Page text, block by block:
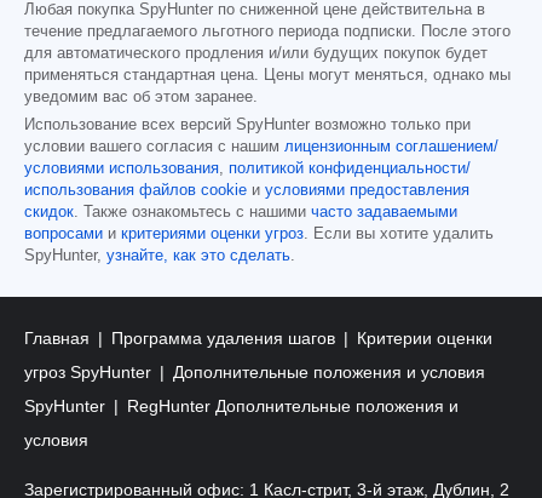
Любая покупка SpyHunter по сниженной цене действительна в
течение предлагаемого льготного периода подписки. После этого
для автоматического продления и/или будущих покупок будет
применяться стандартная цена. Цены могут меняться, однако мы
уведомим вас об этом заранее.
Использование всех версий SpyHunter возможно только при
условии вашего согласия с нашим лицензионным соглашением/
условиями использования, политикой конфиденциальности/
использования файлов cookie и условиями предоставления
скидок. Также ознакомьтесь с нашими часто задаваемыми
вопросами и критериями оценки угроз. Если вы хотите удалить
SpyHunter, узнайте, как это сделать.
Главная Программа удаления шагов
Критерии оценки
угроз SpyHunter
Дополнительные положения и условия
SpyHunter
RegHunter Дополнительные положения и
условия
Зарегистрированный офис: 1 Касл-стрит, 3-й этаж, Дублин, 2